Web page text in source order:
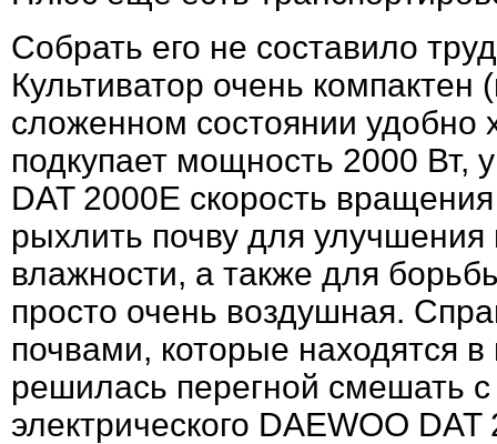
Собрать его не составило
Культиватор очень
сложенном состоянии удобно
подкупает мощность 2000 Вт,
DAT 2000E скорость
рыхлить почву для
влажности, а также для
просто очень воздушная.
почвами, которые находятся
решилась перегной смешать
электрического DAEWOO